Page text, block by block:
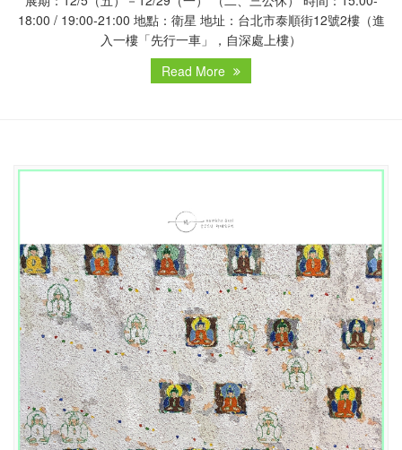
18:00 / 19:00-21:00 地點：衛星 地址：台北市泰順街12號2樓（進
入一樓「先行一車」，自深處上樓）
Read More